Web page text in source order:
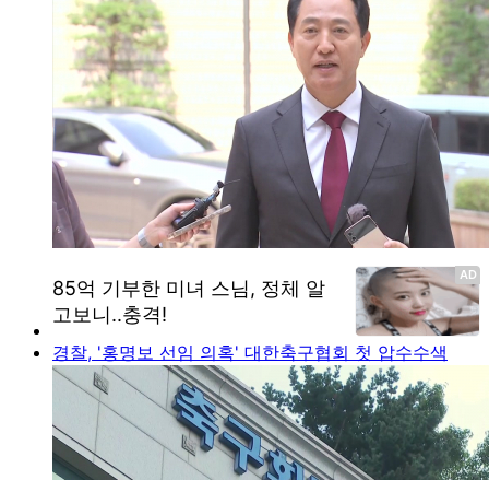
경찰, '홍명보 선임 의혹' 대한축구협회 첫 압수수색